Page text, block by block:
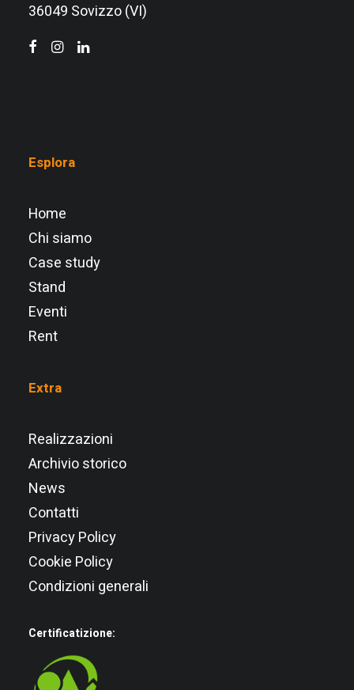
36049 Sovizzo (VI)
Esplora
Home
Chi siamo
Case study
Stand
Eventi
Rent
Extra
Realizzazioni
Archivio storico
News
Contatti
Privacy Policy
Cookie Policy
Condizioni generali
Certificatizione: